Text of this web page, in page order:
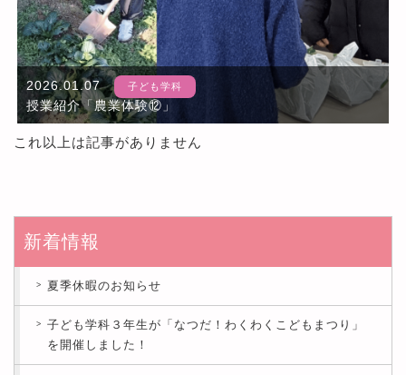
2026.01.07 子ども学科
授業紹介「農業体験⑫」
これ以上は記事がありません
新着情報
夏季休暇のお知らせ
子ども学科３年生が「なつだ！わくわくこどもまつり」
を開催しました！